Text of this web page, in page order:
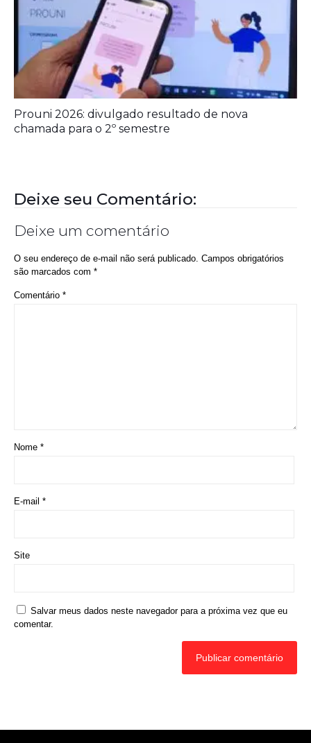
Prouni 2026: divulgado resultado de nova
chamada para o 2º semestre
Deixe seu Comentário:
Deixe um comentário
O seu endereço de e-mail não será publicado. Campos obrigatórios
são marcados com *
Comentário *
Nome *
E-mail *
Site
Salvar meus dados neste navegador para a próxima vez que eu
comentar.